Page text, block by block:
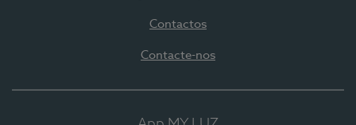
Contactos
Contacte-nos